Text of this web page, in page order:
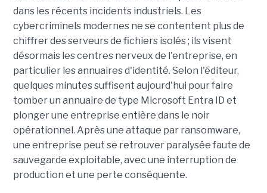
dans les récents incidents industriels. Les
cybercriminels modernes ne se contentent plus de
chiffrer des serveurs de fichiers isolés ; ils visent
désormais les centres nerveux de l'entreprise, en
particulier les annuaires d'identité. Selon l'éditeur,
quelques minutes suffisent aujourd'hui pour faire
tomber un annuaire de type Microsoft Entra ID et
plonger une entreprise entière dans le noir
opérationnel. Après une attaque par ransomware,
une entreprise peut se retrouver paralysée faute de
sauvegarde exploitable, avec une interruption de
production et une perte conséquente.